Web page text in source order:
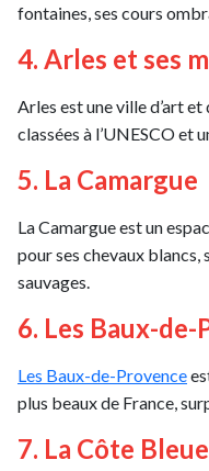
fontaines, ses cours
4. Arles et ses
Arles est une ville d’art et
classées à l’UNESCO et
5. La Camargue
La Camargue est un
pour ses chevaux blancs,
sauvages.
6. Les Baux-de-
Les Baux-de-Provence
plus beaux de France,
7. La Côte Bleue